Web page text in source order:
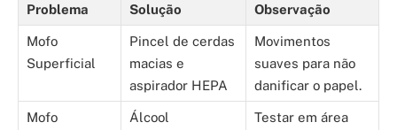
Problema Solução Observação
Mofo
Superficial
Pincel de cerdas
macias e
aspirador HEPA
Movimentos
suaves para não
danificar o papel.
Mofo
Álcool
Testar em área